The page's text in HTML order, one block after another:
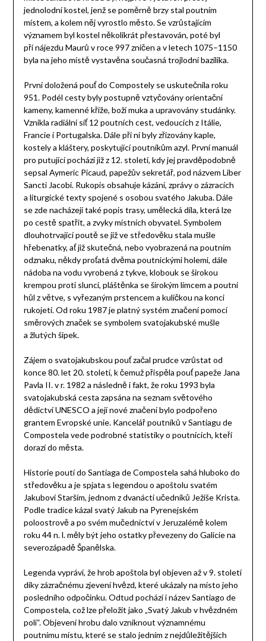
jednolodní kostel, jenž se poměrně brzy stal poutním
místem, a kolem něj vyrostlo město. Se vzrůstajícím
významem byl kostel několikrát přestavován, poté byl
při nájezdu Maurů v roce 997 zničen a v letech 1075–1150
byla na jeho místě vystavěna současná trojlodní bazilika.
První doložená pouť do Compostely se uskutečnila roku
951. Podél cesty byly postupně vztyčovány orientační
kameny, kamenné kříže, boží muka a upravovány studánky.
Vznikla radiální síť 12 poutních cest, vedoucích z Itálie,
Francie i Portugalska. Dále při ní byly zřizovány kaple,
kostely a kláštery, poskytující poutníkům azyl. První manuál
pro putující pochází již z 12. století, kdy jej pravděpodobně
sepsal Aymeric Picaud, papežův sekretář, pod názvem Liber
Sancti Jacobi. Rukopis obsahuje kázání, zprávy o zázracích
a liturgické texty spojené s osobou svatého Jakuba. Dále
se zde nacházejí také popis trasy, umělecká díla, která lze
po cestě spatřit, a zvyky místních obyvatel. Symbolem
dlouhotrvající poutě se již ve středověku stala mušle
hřebenatky, ať již skutečná, nebo vyobrazená na poutním
odznaku, někdy proťatá dvěma poutnickými holemi, dále
nádoba na vodu vyrobená z tykve, klobouk se širokou
krempou proti slunci, pláštěnka se širokým límcem a poutní
hůl z větve, s vyřezaným prstencem a kuličkou na konci
rukojeti. Od roku 1987 je platný systém značení pomocí
směrových značek se symbolem svatojakubské mušle
a žlutých šipek.
Zájem o svatojakubskou pouť začal prudce vzrůstat od
konce 80. let 20. století, k čemuž přispěla pouť papeže Jana
Pavla II. v r. 1982 a následně i fakt, že roku 1993 byla
svatojakubská cesta zapsána na seznam světového
dědictví UNESCO a její nové značení bylo podpořeno
grantem Evropské unie. Kancelář poutníků v Santiagu de
Compostela vede podrobné statistiky o poutnících, kteří
dorazí do města.
Historie poutí do Santiaga de Compostela sahá hluboko do
středověku a je spjata s legendou o apoštolu svatém
Jakubovi Starším, jednom z dvanácti učedníků Ježíše Krista.
Podle tradice kázal svatý Jakub na Pyrenejském
poloostrově a po svém mučednictví v Jeruzalémě kolem
roku 44 n. l. měly být jeho ostatky převezeny do Galicie na
severozápadě Španělska.
Legenda vypráví, že hrob apoštola byl objeven až v 9. století
díky zázračnému zjevení hvězd, které ukázaly na místo jeho
posledního odpočinku. Odtud pochází i název Santiago de
Compostela, což lze přeložit jako „Svatý Jakub v hvězdném
poli“. Objevení hrobu dalo vzniknout významnému
poutnímu místu, které se stalo jedním z nejdůležitějších